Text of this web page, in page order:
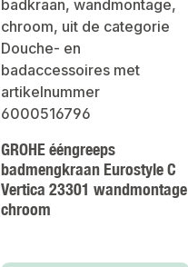
GROHE ééngreeps
badmengkraan Eurostyle C
Vertica 23301 wandmontage
chroom